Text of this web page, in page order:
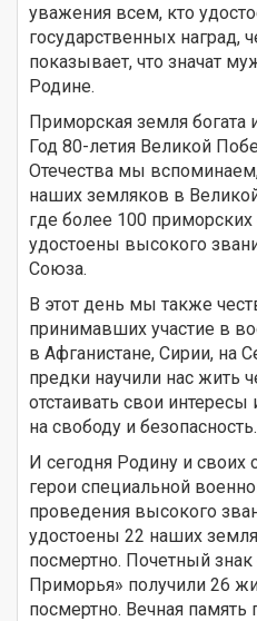
уважения всем, кто
государственных наград,
показывает, что значат
Родине.
Приморская земля богата
Год 80-летия Великой
Отечества мы
наших земляков в
где более 100
удостоены высокого
Союза.
В этот день мы также
принимавших участие в
в Афганистане, Сирии, на
предки научили нас жить
отстаивать свои
на свободу и безопасность.
И сегодня Родину и
герои специальной
проведения высокого
удостоены 22 наших
посмертно. Почетный знак
Приморья» получили 26
посмертно. Вечная